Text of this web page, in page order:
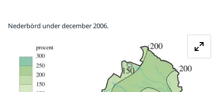
Nederbörd under december 2006.